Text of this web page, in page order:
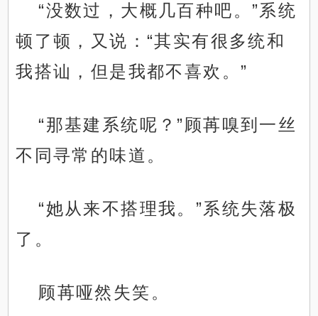
“没数过，大概几百种吧。”系统
顿了顿，又说：“其实有很多统和
我搭讪，但是我都不喜欢。”
“那基建系统呢？”顾苒嗅到一丝
不同寻常的味道。
“她从来不搭理我。”系统失落极
了。
顾苒哑然失笑。